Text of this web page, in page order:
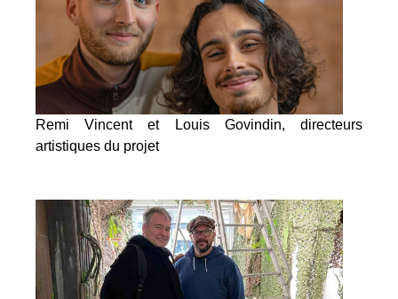
Remi Vincent et Louis Govindin, directeurs
artistiques du projet